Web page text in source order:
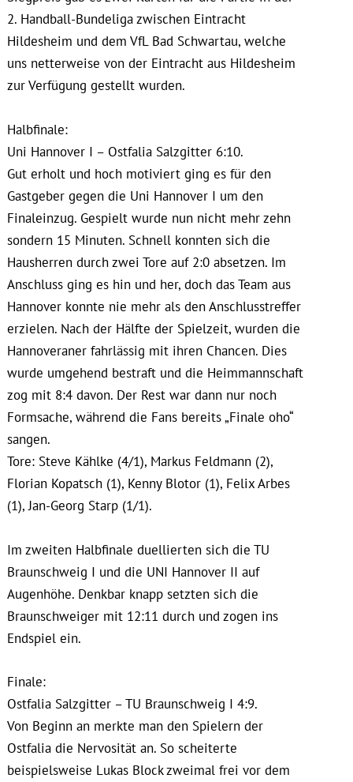
2. Handball-Bundeliga zwischen Eintracht
Hildesheim und dem VfL Bad Schwartau, welche
uns netterweise von der Eintracht aus Hildesheim
zur Verfügung gestellt wurden.
Halbfinale:
Uni Hannover I – Ostfalia Salzgitter 6:10.
Gut erholt und hoch motiviert ging es für den
Gastgeber gegen die Uni Hannover I um den
Finaleinzug. Gespielt wurde nun nicht mehr zehn
sondern 15 Minuten. Schnell konnten sich die
Hausherren durch zwei Tore auf 2:0 absetzen. Im
Anschluss ging es hin und her, doch das Team aus
Hannover konnte nie mehr als den Anschlusstreffer
erzielen. Nach der Hälfte der Spielzeit, wurden die
Hannoveraner fahrlässig mit ihren Chancen. Dies
wurde umgehend bestraft und die Heimmannschaft
zog mit 8:4 davon. Der Rest war dann nur noch
Formsache, während die Fans bereits „Finale oho“
sangen.
Tore: Steve Kählke (4/1), Markus Feldmann (2),
Florian Kopatsch (1), Kenny Blotor (1), Felix Arbes
(1), Jan-Georg Starp (1/1).
Im zweiten Halbfinale duellierten sich die TU
Braunschweig I und die UNI Hannover II auf
Augenhöhe. Denkbar knapp setzten sich die
Braunschweiger mit 12:11 durch und zogen ins
Endspiel ein.
Finale:
Ostfalia Salzgitter – TU Braunschweig I 4:9.
Von Beginn an merkte man den Spielern der
Ostfalia die Nervosität an. So scheiterte
beispielsweise Lukas Block zweimal frei vor dem